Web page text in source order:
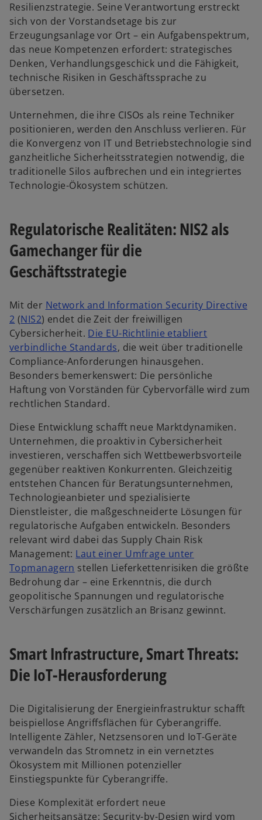
e
ö
f
f
n
e
e
g
e
ö
f
f
e
r
k
a
r
t
e
e
n
n
e
r
n
e
u
n
R
k
a
t
g
e
ö
f
f
n
e
Resilienzstrategie. Seine Verantwortung erstreckt
sich von der Vorstandsetage bis zur
Erzeugungsanlage vor Ort – ein Aufgabenspektrum,
das neue Kompetenzen erfordert: strategisches
Denken, Verhandlungsgeschick und die Fähigkeit,
technische Risiken in Geschäftssprache zu
übersetzen.
Unternehmen, die ihre CISOs als reine Techniker
positionieren, werden den Anschluss verlieren. Für
die Konvergenz von IT und Betriebstechnologie sind
ganzheitliche Sicherheitsstrategien notwendig, die
traditionelle Silos aufbrechen und ein integriertes
Technologie-Ökosystem schützen.
Regulatorische Realitäten: NIS2 als
Gamechanger für die
Geschäftsstrategie
Mit der Network and Information Security Directive
2 w
i
r
d
i
n
e
n
e
r
n
e
u
e
n
R
e
g
i
s
t
k
a
r
e
g
e
ö
f
f
n
e
(NIS2) endet die Zeit der freiwilligen
Cybersicherheit. Die EU-Richtlinie etabliert
verbindliche Standardsw
i
r
d
e
i
n
e
r
n
e
u
e
n
R
e
g
i
e
r
k
r
t
e
g
e
ö
, die weit über traditionelle
Compliance-Anforderungen hinausgehen.
Besonders bemerkenswert: Die persönliche
Haftung von Vorständen für Cybervorfälle wird zum
rechtlichen Standard.
Diese Entwicklung schafft neue Marktdynamiken.
Unternehmen, die proaktiv in Cybersicherheit
investieren, verschaffen sich Wettbewerbsvorteile
gegenüber reaktiven Konkurrenten. Gleichzeitig
entstehen Chancen für Beratungsunternehmen,
Technologieanbieter und spezialisierte
Dienstleister, die maßgeschneiderte Lösungen für
regulatorische Aufgaben entwickeln. Besonders
relevant wird dabei das Supply Chain Risk
Management: Laut einer Umfrage unter
Topmanagern w
i
r
d
e
n
r
n
e
u
e
n
e
stellen Lieferkettenrisiken die größte
Bedrohung dar – eine Erkenntnis, die durch
geopolitische Spannungen und regulatorische
Verschärfungen zusätzlich an Brisanz gewinnt.
Smart Infrastructure, Smart Threats:
Die IoT-Herausforderung
Die Digitalisierung der Energieinfrastruktur schafft
beispiellose Angriffsflächen für Cyberangriffe.
Intelligente Zähler, Netzsensoren und IoT-Geräte
verwandeln das Stromnetz in ein vernetztes
Ökosystem mit Millionen potenzieller
Einstiegspunkte für Cyberangriffe.
Diese Komplexität erfordert neue
Sicherheitsansätze: Security-by-Design wird vom